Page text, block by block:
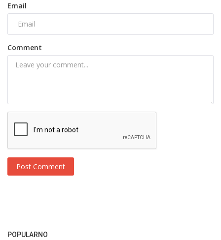
Email
Comment
Post Comment
POPULARNO